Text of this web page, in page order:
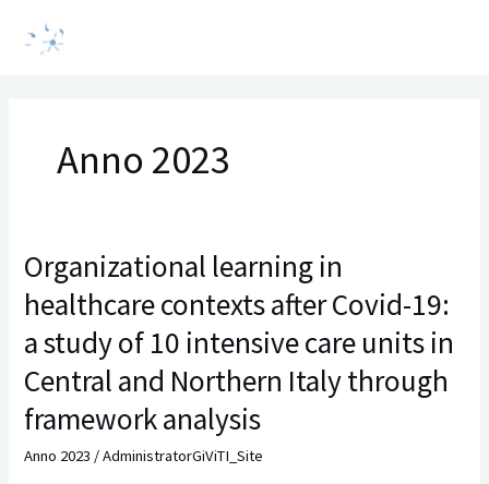
contenuto
Anno 2023
Organizational learning in
healthcare contexts after Covid-19:
a study of 10 intensive care units in
Central and Northern Italy through
framework analysis
Anno 2023 /AdministratorGiViTI_Site
Organizational
learning
in
healthcare
contexts
after
Covid-
19:
a